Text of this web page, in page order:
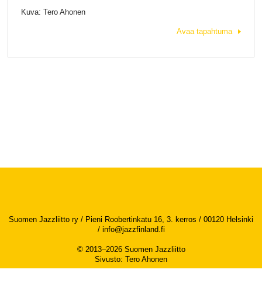
Kuva: Tero Ahonen
Avaa tapahtuma
Suomen Jazzliitto ry / Pieni Roobertinkatu 16, 3. kerros / 00120 Helsinki
/ info@jazzfinland.fi
© 2013–2026 Suomen Jazzliitto
Sivusto: Tero Ahonen